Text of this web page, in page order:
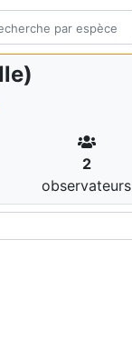
2
observateurs